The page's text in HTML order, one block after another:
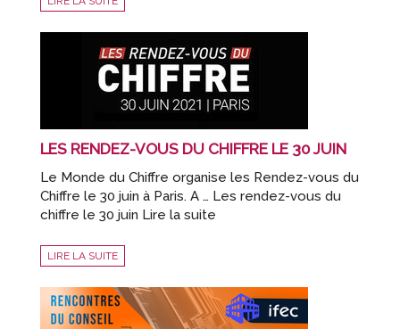
LES RENDEZ-VOUS DU CHIFFRE LE 30 JUIN
Le Monde du Chiffre organise les Rendez-vous du
Chiffre le 30 juin à Paris. A … Les rendez-vous du
chiffre le 30 juin Lire la suite
LIRE LA SUITE